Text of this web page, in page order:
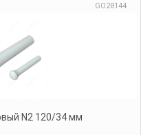
GO28144
N2 120/34 мм